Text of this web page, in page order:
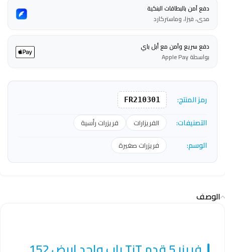
دفع آمن بالبطاقات البنكية
مدى، فيزا، وماستركارد
دفع سريع وآمن مع أبل باي
بواسطة Apple Pay
رمز المنتج: FR210301
التصنيفات: الفريزارات فريزرات رأسية
الوسم: فريزرات صغيرة
الوصف